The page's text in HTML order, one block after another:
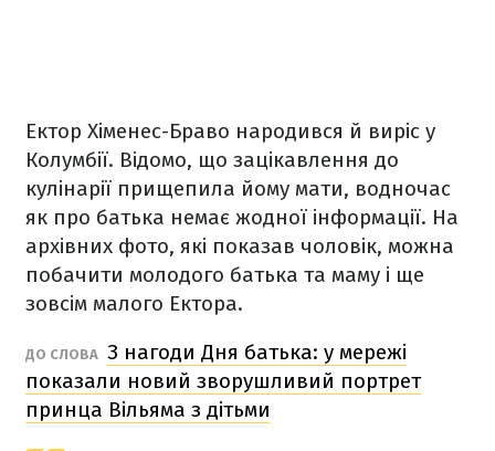
Ектор Хіменес-Браво народився й виріс у
Колумбії. Відомо, що зацікавлення до
кулінарії прищепила йому мати, водночас
як про батька немає жодної інформації. На
архівних фото, які показав чоловік, можна
побачити молодого батька та маму і ще
зовсім малого Ектора.
ДО СЛОВА З нагоди Дня батька: у мережі
показали новий зворушливий портрет
принца Вільяма з дітьми